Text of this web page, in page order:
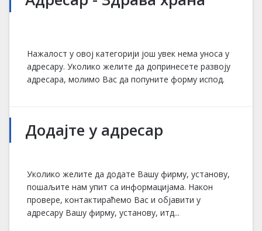
Нажалост у овој категорији још увек нема уноса у
адресару. Уколико желите да допринесете развоју
адресара, молимо Вас да попуните форму испод.
Додајте у адресар
Уколико желите да додате Вашу фирму, установу,
пошаљите нам упит са информацијама. Након
провере, контактираћемо Вас и објавити у
адресару Вашу фирму, установу, итд...